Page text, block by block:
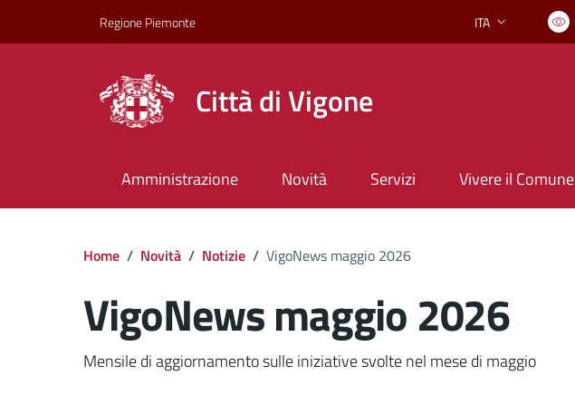
Regione Piemonte Lingua attiva:
ITA
Città di Vigone
Amministrazione Novità Servizi Vivere il Comune
Home / Novità / Notizie / VigoNews maggio 2026
VigoNews maggio 2026
Dettagli del documento
Mensile di aggiornamento sulle iniziative svolte nel mese di maggio